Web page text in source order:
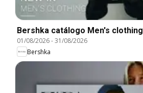
Bershka catálogo Men's clothing
01/08/2026-31/08/2026
Bershka